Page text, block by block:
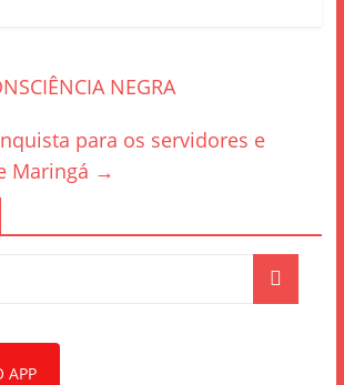
NEGRA
para os servidores e
Maringá →
APP